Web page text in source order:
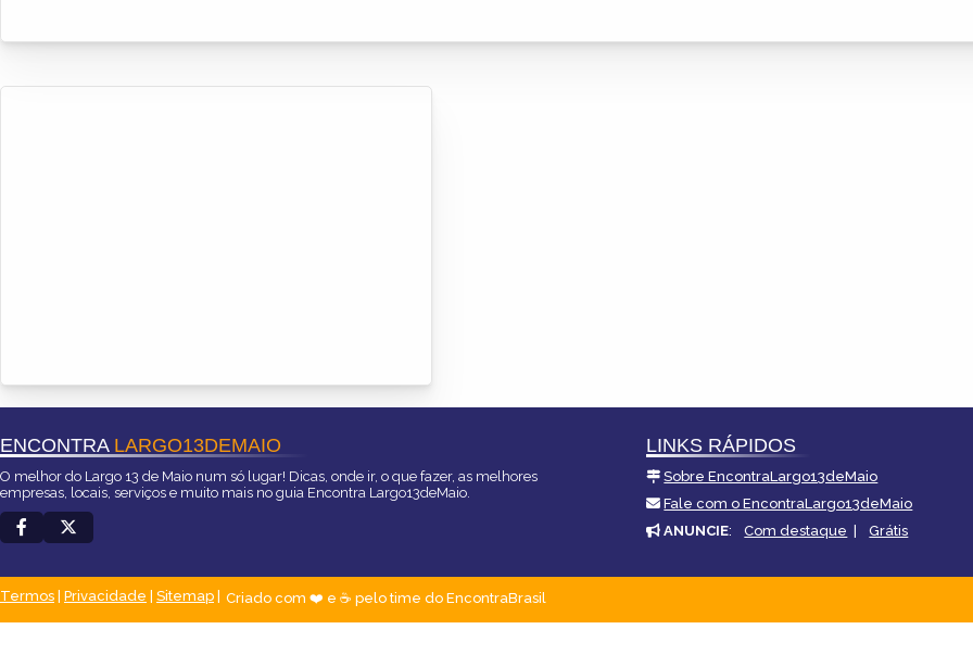
ENCONTRA LARGO13DEMAIO
O melhor do Largo 13 de Maio num só lugar! Dicas, onde ir, o que fazer, as melhores
empresas, locais, serviços e muito mais no guia Encontra Largo13deMaio.
LINKS RÁPIDOS
Sobre EncontraLargo13deMaio
Fale com o EncontraLargo13deMaio
ANUNCIE: Com destaque | Grátis
Termos | Privacidade | Sitemap Criado com ❤️ e ☕ pelo time do EncontraBrasil